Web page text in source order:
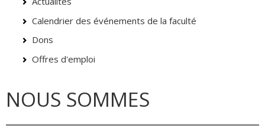
Calendrier des événements de la faculté
Dons
Offres d'emploi
NOUS SOMMES